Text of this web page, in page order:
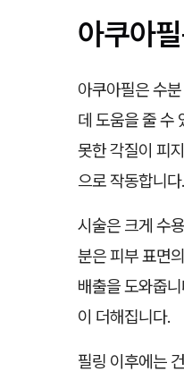
아쿠아
아쿠아필은 수
데 도움을 줄 수
못한 각질이 피
으로 작동합니다.
시술은 크게 수
분은 피부 표면
배출을 도와줍
이 더해집니다.
필링 이후에는